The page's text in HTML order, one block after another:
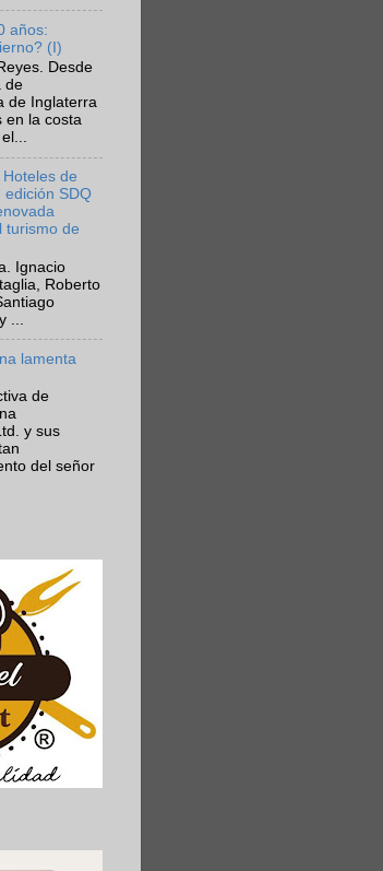
años:
(I)
Desde
de
de Inglaterra
en la costa
de
edición SDQ
turismo de
Ignacio
Roberto
...
lamenta
de
y sus
del señor